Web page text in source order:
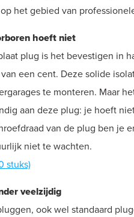
op het gebied van
hoeft niet
plug is het bevestigen in
een cent. Deze solide
te monteren. Maar
aan deze plug: je hoeft
van de plug ben je
niet te wachten.
stuks)
veelzijdig
ook wel standaard